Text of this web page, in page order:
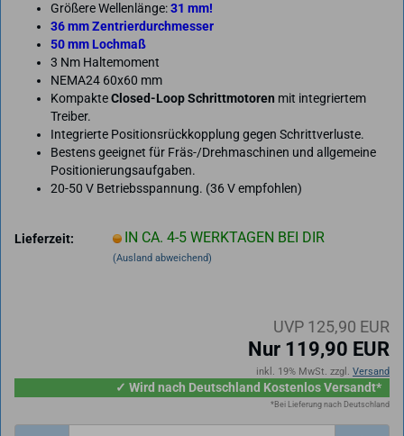
Größere Wellenlänge:31 mm!
36 mm Zentrierdurchmesser
50 mm Lochmaß
3 Nm Haltemoment
NEMA24 60x60 mm
KompakteClosed-Loop Schrittmotoren mit integriertem
Treiber.
Integrierte Positionsrückkopplung gegen Schrittverluste.
Bestens geeignet für Fräs-/Drehmaschinen und allgemeine
Positionierungsaufgaben.
20-50 V Betriebsspannung. (36 V empfohlen)
Lieferzeit: IN CA. 4-5 WERKTAGEN BEI DIR
(Ausland abweichend)
UVP 125,90 EUR
Nur 119,90 EUR
inkl. 19% MwSt. zzgl. Versand
✓ Wird nach Deutschland Kostenlos Versandt*
*Bei Lieferung nach Deutschland